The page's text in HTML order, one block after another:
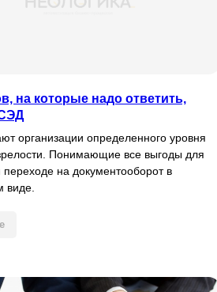
на которые надо ответить,
организации определенного уровня
Понимающие все выгоды для
переходе на документооборот в
виде.